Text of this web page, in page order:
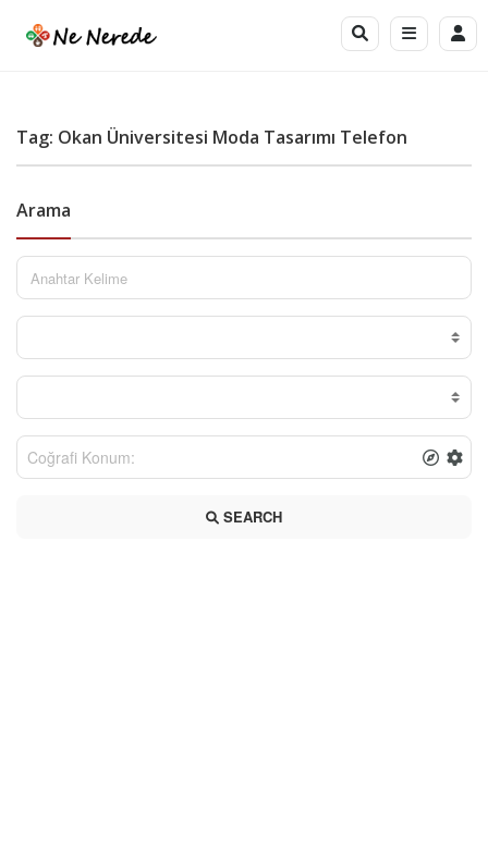
Tag: Okan Üniversitesi Moda Tasarımı Telefon
Arama
SEARCH